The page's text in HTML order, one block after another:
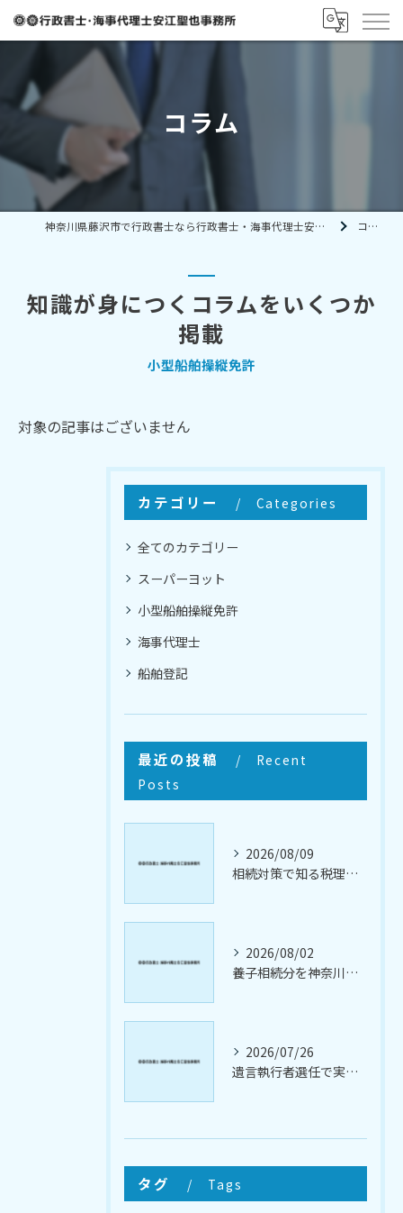
コラム
神奈川県藤沢市で行政書士なら行政書士・海事代理士安江聖也事務所 コラム
知識が身につくコラムをいくつか
掲載
小型船舶操縦免許
対象の記事はございません
カテゴリー Categories
全てのカテゴリー
スーパーヨット
小型船舶操縦免許
海事代理士
船舶登記
最近の投稿
Recent
Posts
2026/08/09
相続対策で知る税理士の役割と適切な選び方を徹底解説
2026/08/02
養子相続分を神奈川県横浜市南区で正確に把握する実務ガイド
2026/07/26
遺言執行者選任で実現する円滑な相続対策と報酬や手続きのポイント解説
タグ Tags